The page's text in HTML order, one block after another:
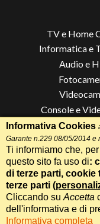
TV e Home
Informatica e
Audio e
Console e
Piccoli
Grandi
Termini e
Informativa Cookies
Garante n.229 08/05/2014 e
Ti informiamo che,
questo sito fa uso di:
di terze parti,
terze parti (
Cliccando su Accetta
dell'informativa e di
Informativa completa